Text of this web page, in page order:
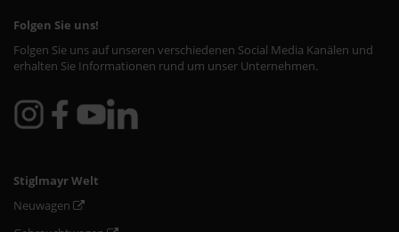
Folgen Sie uns!
Folgen Sie uns auf unseren verschiedenen Social Media Kanälen und
erhalten Sie Informationen rund um unser Unternehmen.
Stiglmayr Welt
Neuwagen